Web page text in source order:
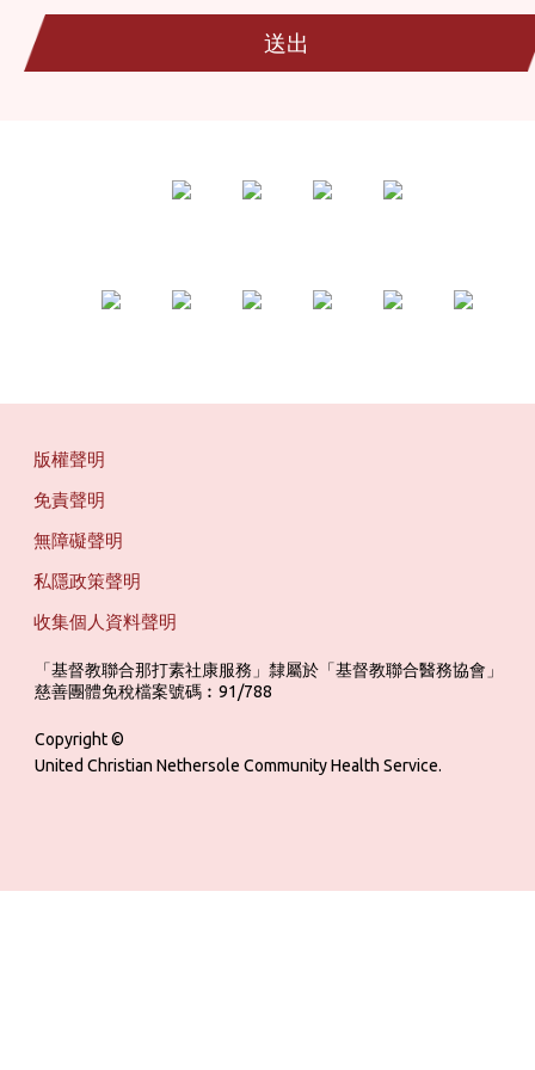
送出
版權聲明
免責聲明
無障礙聲明
私隱政策聲明
收集個人資料聲明
「基督教聯合那打素社康服務」隸屬於「基督教聯合醫務協會」
慈善團體免稅檔案號碼︰91/788
Copyright ©
United Christian Nethersole Community Health Service.